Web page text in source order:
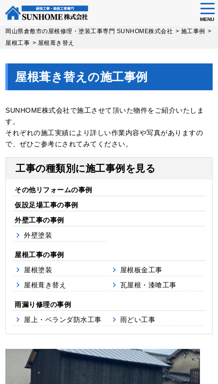
Skip
MENU
岡山県倉敷市の屋根修理・塗装工事専門 SUNHOME株式会社 > 施工事例 >
屋根工事 > 屋根葺き替え
屋根葺き替えの施工事例
SUNHOME株式会社で施工させて頂いた物件をご紹介いたしま
す。
それぞれの施工実績により詳しい作業内容や写真がありますの
で、ぜひご参考にされてみてください。
工事の種類別に施工事例を見る
その他リフォーム
仮設足場工事
外壁工事
外壁塗装
屋根工事
屋根塗装
屋根板金工事
屋根葺き替え
瓦屋根・漆喰工事
雨漏り修理
屋上・ベランダ防水工事
雨どい工事